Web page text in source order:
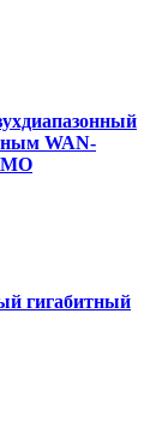
WAN-
гигабитный